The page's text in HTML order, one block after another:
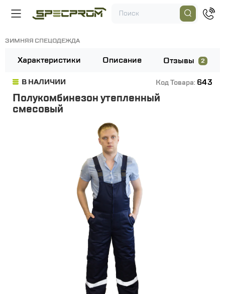
ЗИМНЯЯ СПЕЦОДЕЖДА
Характеристики Описание Отзывы 2
В НАЛИЧИИ Код Товара: 643
Полукомбинезон утепленный
смесовый